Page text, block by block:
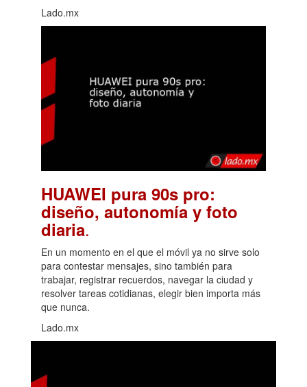
Lado.mx
HUAWEI pura 90s pro:
diseño, autonomía y foto
diaria.
En un momento en el que el móvil ya no sirve solo
para contestar mensajes, sino también para
trabajar, registrar recuerdos, navegar la ciudad y
resolver tareas cotidianas, elegir bien importa más
que nunca.
Lado.mx